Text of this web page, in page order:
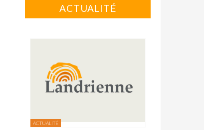
ACTUALITÉ
ACTUALITÉ